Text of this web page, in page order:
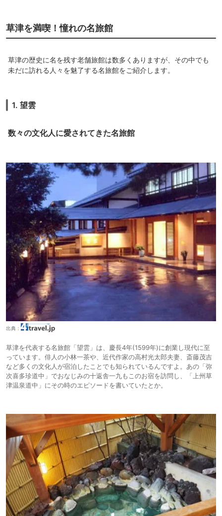
草津を満喫！憧れの名旅館
草津の歴史に名を残す老舗旅館は数多くありますが、その中でも
未だに訪れる人々を魅了する名旅館をご紹介します。
1. 望雲
数々の文化人に愛されてきた名旅館
出典：
草津を代表する名旅館「望雲」は、慶長4年(1599年)に創業し現代に至
っています。俳人の小林一茶や、近代作家の高村光太郎夫妻、斎藤茂吉
など多くの文化人が宿泊したことでも知られているんですよ。あの「弥
次喜多珍道中」でおなじみの十返舎一九もこのお宿を訪問し、「上州草
津温泉道中」にその時のエピソードを書いていたとか。